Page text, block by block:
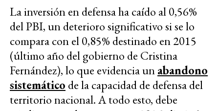
La inversión en defensa ha caído al 0,56%
del PBI, un deterioro significativo si se lo
compara con el 0,85% destinado en 2015
(último año del gobierno de Cristina
Fernández), lo que evidencia unabandono
sistemático de la capacidad de defensa del
territorio nacional. A todo esto, debe